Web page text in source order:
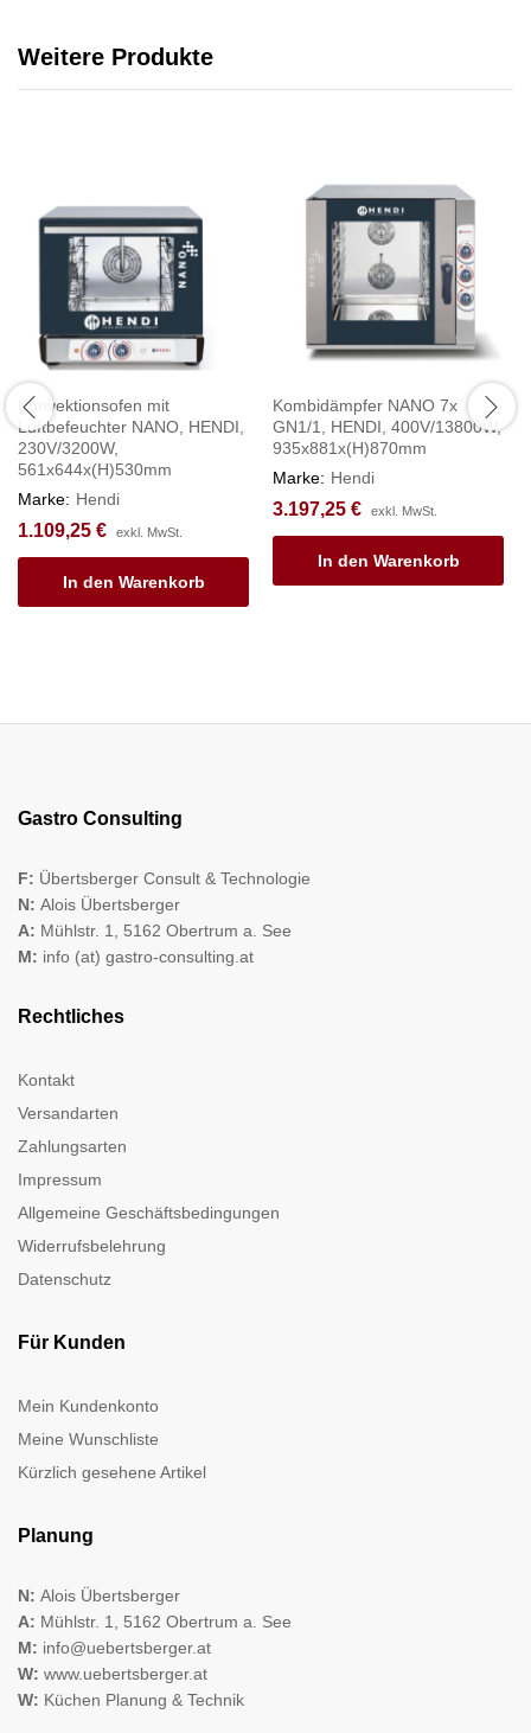
Weitere Produkte
Konvektionsofen mit
Luftbefeuchter NANO, HENDI,
230V/3200W,
561x644x(H)530mm
Marke: Hendi
1.109,25 € exkl. MwSt.
In den Warenkorb
Kombidämpfer NANO 7x
GN1/1, HENDI, 400V/13800W,
935x881x(H)870mm
Marke: Hendi
3.197,25 € exkl. MwSt.
In den Warenkorb
Gastro Consulting
F: Übertsberger Consult & Technologie
N: Alois Übertsberger
A: Mühlstr. 1, 5162 Obertrum a. See
M: info (at) gastro-consulting.at
Rechtliches
Kontakt
Versandarten
Zahlungsarten
Impressum
Allgemeine Geschäftsbedingungen
Widerrufsbelehrung
Datenschutz
Für Kunden
Mein Kundenkonto
Meine Wunschliste
Kürzlich gesehene Artikel
Planung
N: Alois Übertsberger
A: Mühlstr. 1, 5162 Obertrum a. See
M: info@uebertsberger.at
W: www.uebertsberger.at
W: Küchen Planung & Technik